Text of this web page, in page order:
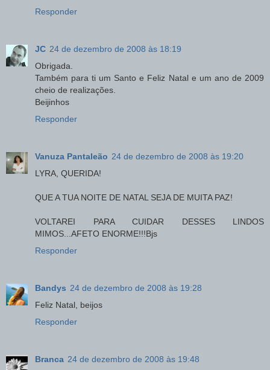
Responder
JC 24 de dezembro de 2008 às 18:19
Obrigada.
Também para ti um Santo e Feliz Natal e um ano de 2009
cheio de realizações.
Beijinhos
Responder
Vanuza Pantaleão 24 de dezembro de 2008 às 19:20
LYRA, QUERIDA!
QUE A TUA NOITE DE NATAL SEJA DE MUITA PAZ!
VOLTAREI PARA CUIDAR DESSES LINDOS
MIMOS...AFETO ENORME!!!Bjs
Responder
Bandys 24 de dezembro de 2008 às 19:28
Feliz Natal, beijos
Responder
Branca 24 de dezembro de 2008 às 19:48